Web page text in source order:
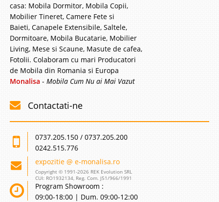
casa: Mobila Dormitor, Mobila Copii,
Mobilier Tineret, Camere Fete si
Baieti, Canapele Extensibile, Saltele,
Dormitoare, Mobila Bucatarie, Mobilier
Living, Mese si Scaune, Masute de cafea,
Fotolii. Colaboram cu mari Producatori
de Mobila din Romania si Europa
Monalisa - Mobila Cum Nu ai Mai Vazut
Contactati-ne
0737.205.150 / 0737.205.200
0242.515.776
expozitie @ e-monalisa.ro
Copyright © 1991-2026 REK Evolution SRL
CUI: RO1932134, Reg. Com. J51/966/1991
Program Showroom :
09:00-18:00 | Dum. 09:00-12:00